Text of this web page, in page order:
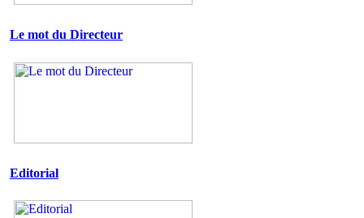
Le mot du Directeur
Editorial